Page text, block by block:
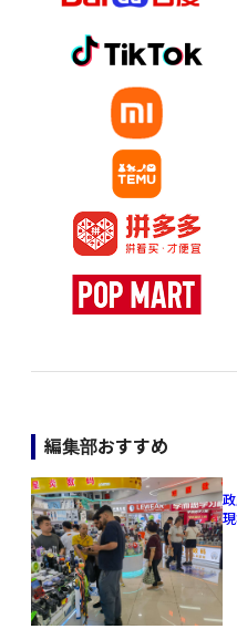
編集部おすすめ